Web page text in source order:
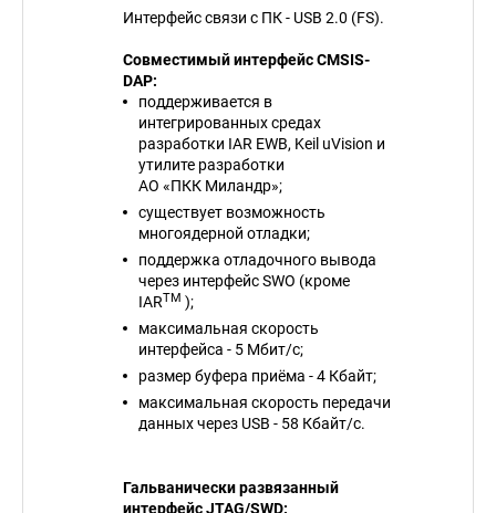
Интерфейс связи с ПК - USB 2.0 (FS).
Совместимый интерфейс CMSIS-
DAP:
поддерживается в
интегрированных средах
разработки IAR EWB, Keil uVision и
утилите разработки
АО «ПКК Миландр»;
существует возможность
многоядерной отладки;
поддержка отладочного вывода
через интерфейс SWO (кроме
IARTM );
максимальная скорость
интерфейса - 5 Мбит/с;
размер буфера приёма - 4 Кбайт;
максимальная скорость передачи
данных через USB - 58 Кбайт/с.
Гальванически развязанный
интерфейс JTAG/SWD: